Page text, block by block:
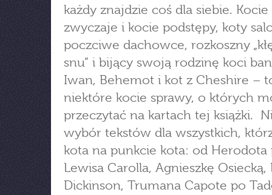
każdy znajdzie coś dla siebie. Kocie
zwyczaje i kocie podstępy, koty
poczciwe dachowce, rozkoszny
snu” i bijący swoją rodzinę koci
Iwan, Behemot i kot z Cheshire –
niektóre kocie sprawy, o których
przeczytać na kartach tej książki.
wybór tekstów dla wszystkich,
kota na punkcie kota: od Herodota
Lewisa Carolla, Agnieszkę Osiecką,
Dickinson, Trumana Capote po